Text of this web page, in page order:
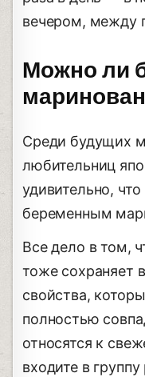
вечером, между
Можно ли
Среди будущих
любительниц
удивительно,
беременным
Все дело в том,
тоже сохраняет
свойства,
полностью
относятся к
входите в